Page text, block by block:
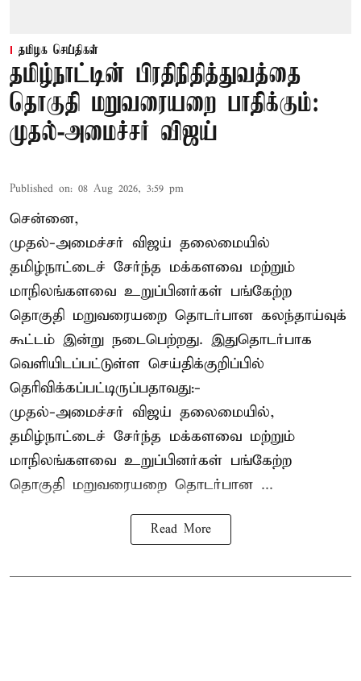
தமிழக செய்திகள்
தமிழ்நாட்டின் பிரதிநிதித்துவத்தை
தொகுதி மறுவரையறை பாதிக்கும்:
முதல்-அமைச்சர் விஜய்
Published on: 08 Aug 2026, 3:59 pm
சென்னை,
முதல்-அமைச்சர் விஜய் தலைமையில்
தமிழ்நாட்டைச் சேர்ந்த மக்களவை மற்றும்
மாநிலங்களவை உறுப்பினர்கள் பங்கேற்ற
தொகுதி மறுவரையறை தொடர்பான கலந்தாய்வுக்
கூட்டம் இன்று நடைபெற்றது. இதுதொடர்பாக
வெளியிடப்பட்டுள்ள செய்திக்குறிப்பில்
தெரிவிக்கப்பட்டிருப்பதாவது:-
முதல்-அமைச்சர் விஜய் தலைமையில்,
தமிழ்நாட்டைச் சேர்ந்த மக்களவை மற்றும்
மாநிலங்களவை உறுப்பினர்கள் பங்கேற்ற
தொகுதி மறுவரையறை தொடர்பான ...
Read More